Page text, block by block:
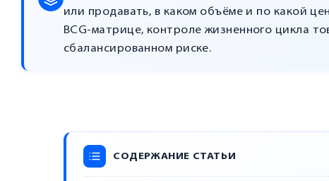
или продавать, в каком объёме и по какой
BCG-матрице, контроле жизненного цикла
сбалансированном риске.
СОДЕРЖАНИЕ СТАТЬИ